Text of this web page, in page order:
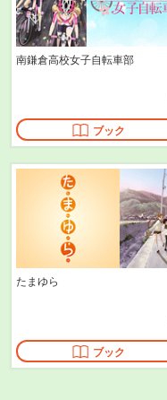
南鎌倉高校女子自転車部
ブック
たまゆら
ブック